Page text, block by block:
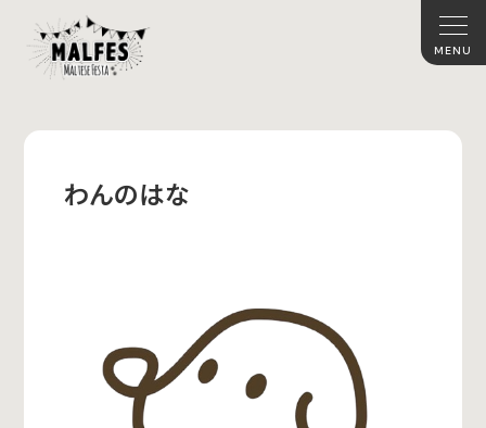
わんのはな